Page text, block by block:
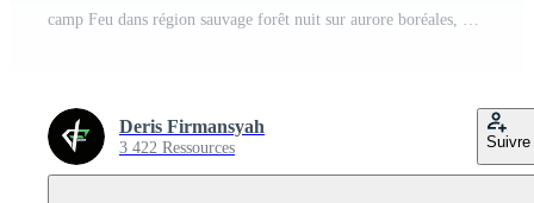
camp Feu dans région sauvage forêt nuit sur aurore boréales, nord lumières plus de feu dans hiver forêt Contexte. Vidéo Gratuite
Deris Firmansyah
3 422 Ressources Suivre